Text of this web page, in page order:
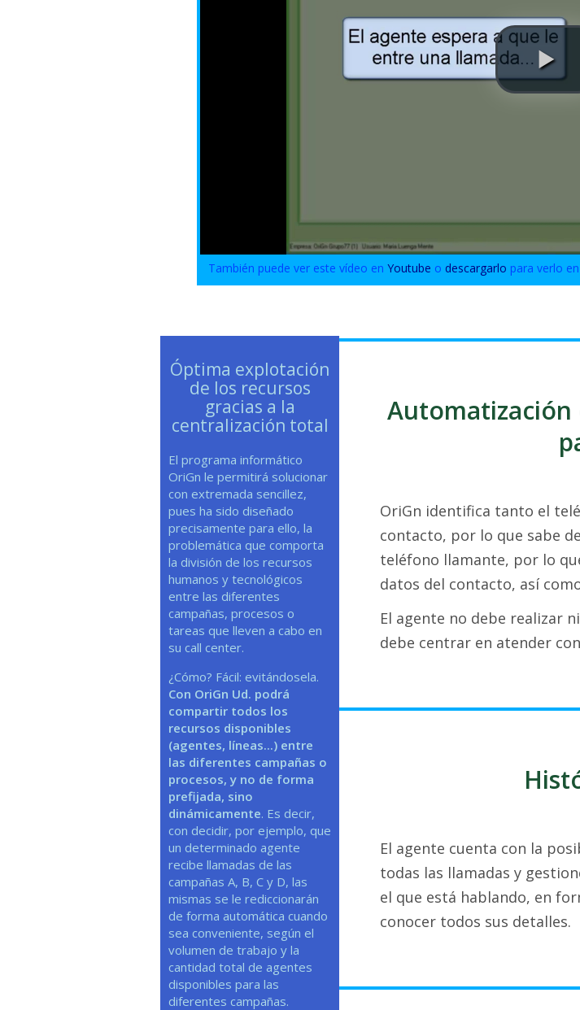
También puede ver este vídeo en Youtube o descargarlo para verlo
Óptima explotación
de los recursos
gracias a la
centralización total
El programa informático
OriGn le permitirá solucionar
con extremada sencillez,
pues ha sido diseñado
precisamente para ello, la
problemática que comporta
la división de los recursos
humanos y tecnológicos
entre las diferentes
campañas, procesos o
tareas que lleven a cabo en
su call center.
¿Cómo? Fácil: evitándosela.
Con OriGn Ud. podrá
compartir todos los
recursos disponibles
(agentes, líneas...) entre
las diferentes campañas o
procesos, y no de forma
prefijada, sino
dinámicamente. Es decir,
con decidir, por ejemplo, que
un determinado agente
recibe llamadas de las
campañas A, B, C y D, las
mismas se le rediccionarán
de forma automática cuando
sea conveniente, según el
volumen de trabajo y la
cantidad total de agentes
disponibles para las
diferentes campañas.
Automatización
OriGn identifica tanto el
contacto, por lo que sabe
teléfono llamante, por lo
datos del contacto, así
El agente no debe realizar
debe centrar en atender
El agente cuenta con la
todas las llamadas y
el que está hablando, en
conocer todos sus detalles.